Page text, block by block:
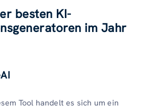
besten KI-
im Jahr
Tool handelt es sich um ein